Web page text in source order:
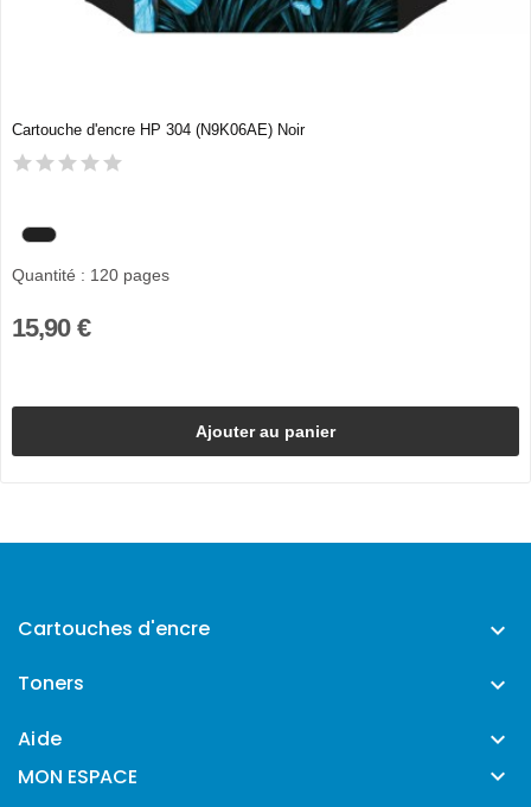
Cartouche d'encre HP 304 (N9K06AE) Noir
Quantité : 120 pages
15,90 €
Ajouter au panier
Cartouches d'encre 
Toners 
Aide 
MON ESPACE 